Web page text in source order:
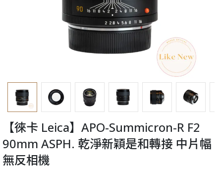
【徠卡 Leica】APO-Summicron-R F2
90mm ASPH. 乾淨新穎是和轉接 中片幅
無反相機